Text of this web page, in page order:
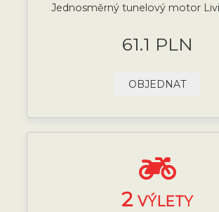
Jednosměrný tunelový motor
61.1 PLN
OBJEDNAT
2 VÝLETY